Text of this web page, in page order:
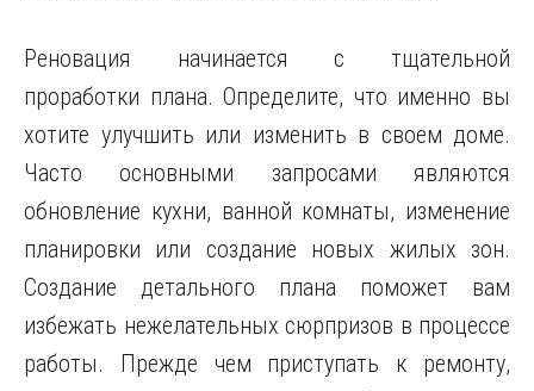
Реновация начинается с тщательной
проработки плана. Определите, что именно вы
хотите улучшить или изменить в своем доме.
Часто основными запросами являются
обновление кухни, ванной комнаты, изменение
планировки или создание новых жилых зон.
Создание детального плана поможет вам
избежать нежелательных сюрпризов в процессе
работы. Прежде чем приступать к ремонту,